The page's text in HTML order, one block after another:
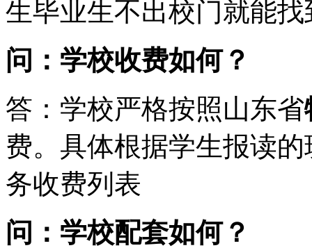
生毕业生不出校门就能
问：学校收费如何？
答：学校严格按照山东省
费。具体根据学生报读
务收费列表
问：学校配套如何？